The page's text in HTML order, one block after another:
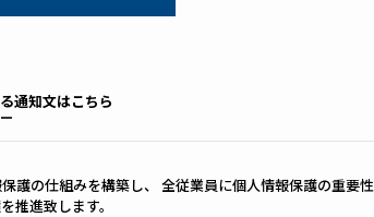
通知文はこちら
護の仕組みを構築し、 全従業員に個人情報保護の重要性
推進致します。